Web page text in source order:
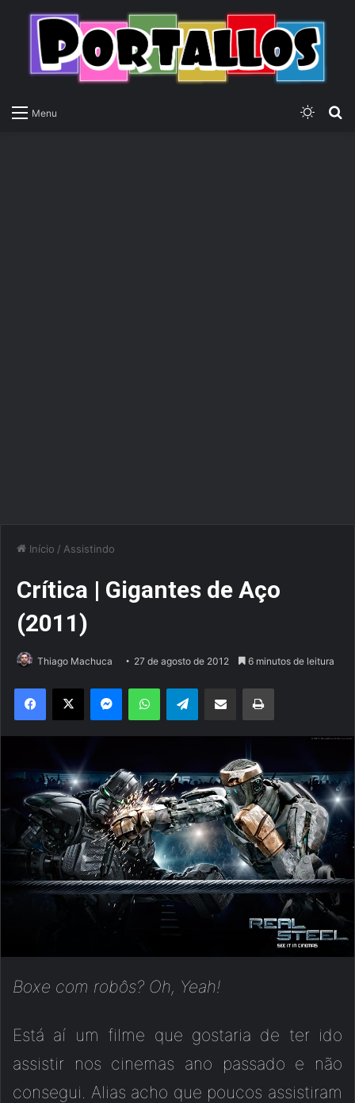
Menu
Início / Assistindo
Crítica | Gigantes de Aço
(2011)
Thiago Machuca 27 de agosto de 2012 6 minutos de leitura
Boxe com robôs? Oh, Yeah!
Está aí um filme que gostaria de ter ido
assistir nos cinemas ano passado e não
consegui. Alias acho que poucos assistiram